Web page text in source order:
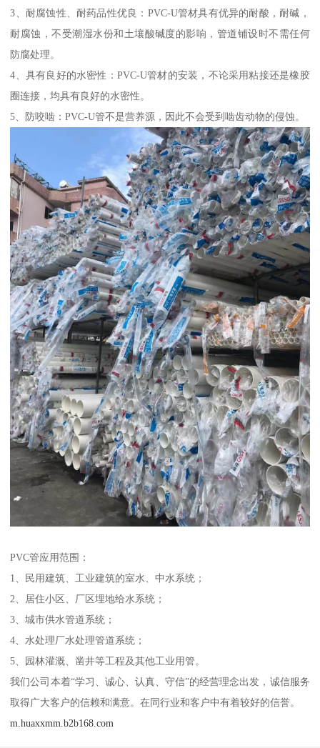
3、耐腐蚀性、耐药品性优良：PVC-U管材具有优异的耐酸，耐碱，
耐腐蚀，不受潮湿水份和土壤酸碱度的影响，管道铺设时不需任何
防腐处理。
4、具有良好的水密性：PVC-U管材的安装，不论采用粘接还是橡胶
圈连接，均具有良好的水密性。
5、防咬啮：PVC-U管不是营养源，因此不会受到啮齿动物的侵蚀。
PVC管应用范围：
1、民用建筑、工业建筑的室水、中水系统；
2、居住小区、厂区埋地给水系统；
3、城市供水管道系统；
4、水处理厂水处理管道系统；
5、园林灌溉、凿井等工程及其他工业用管。
我们公司本着“学习、诚心、认真、守信”的经营理念出发，诚信服务
取得广大客户的信赖和满意。在同行业和客户中有着较好的信誉。
m.huaxxmm.b2b168.com